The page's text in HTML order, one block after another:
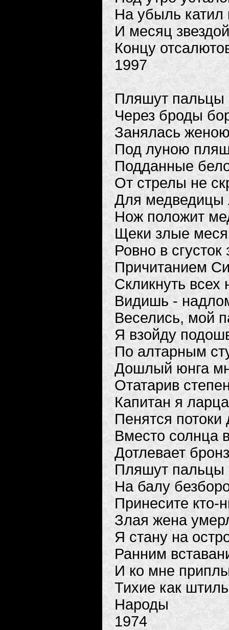
На убыль катил
И месяц
Концу
1997
Пляшут пальцы
Через броды
Занялась
Под луною
Подданные
От стрелы не
Для медведицы
Нож положит
Щеки злые
Ровно в сгусток
Причитанием
Скликнуть всех
Видишь -
Веселись, мой
Я взойду
По алтарным
Дошлый юнга
Отатарив
Капитан я
Пенятся
Вместо солнца
Дотлевает
Пляшут пальцы
На балу
Принесите кто-
Злая жена
Я стану на
Ранним
И ко мне
Тихие как штиль
Народы
1974